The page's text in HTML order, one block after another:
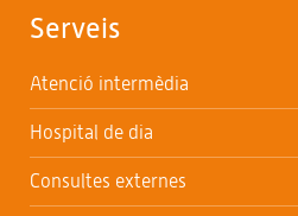
Serveis
Atenció intermèdia
Hospital de dia
Consultes externes